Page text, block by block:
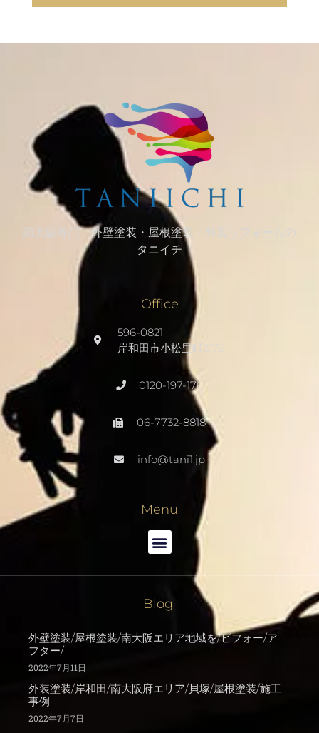
南大阪専門 外壁塗装・屋根塗装・外装リフォームの
タニイチ
Office
596-0821
岸和田市小松里町2179
0120-197-176
06-7732-8818
info@tani1.jp
Menu
Blog
外壁塗装/屋根塗装/南大阪エリア地域を/ビフォー/ア
フター/
2022年7月11日
外装塗装/岸和田/南大阪府エリア/貝塚/屋根塗装/施工
事例
2022年7月7日